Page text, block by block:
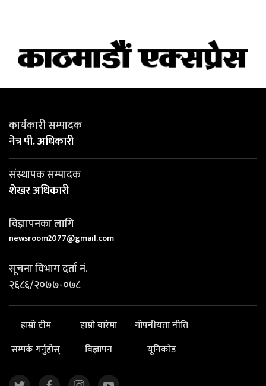
कार्यकारी सम्पादक
नेत्र पी. अधिकारी
संस्थापक सम्पादक
शेखर अधिकारी
विज्ञापनका लागि
newsroom2077@gmail.com
सूचना विभाग दर्ता नं.
२६८६/२०७७-०७८
हाम्रो टीम हाम्रो बारेमा
गोपनीयता नीति
सम्पर्क गर्नुहोस्
विज्ञापन यूनिकोड